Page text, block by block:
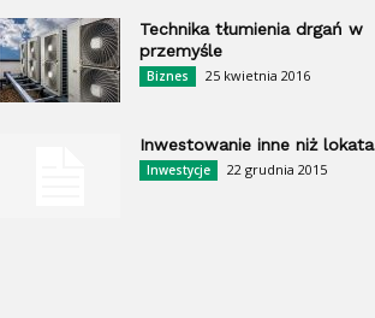
Technika tłumienia drgań w
przemyśle
Biznes 25 kwietnia 2016
Inwestowanie inne niż lokata
Inwestycje 22 grudnia 2015